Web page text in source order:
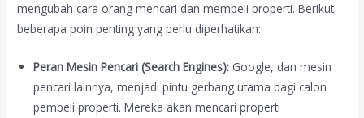
mengubah cara orang mencari dan membeli properti. Berikut
beberapa poin penting yang perlu diperhatikan:
Peran Mesin Pencari (Search Engines): Google, dan mesin
pencari lainnya, menjadi pintu gerbang utama bagi calon
pembeli properti. Mereka akan mencari properti